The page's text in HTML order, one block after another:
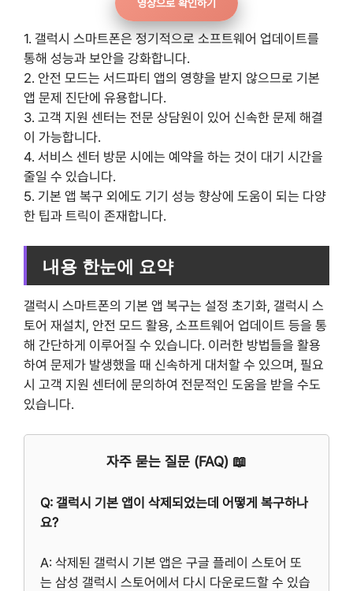
영상으로 확인하기
1. 갤럭시 스마트폰은 정기적으로 소프트웨어 업데이트를
통해 성능과 보안을 강화합니다.
2. 안전 모드는 서드파티 앱의 영향을 받지 않으므로 기본
앱 문제 진단에 유용합니다.
3. 고객 지원 센터는 전문 상담원이 있어 신속한 문제 해결
이 가능합니다.
4. 서비스 센터 방문 시에는 예약을 하는 것이 대기 시간을
줄일 수 있습니다.
5. 기본 앱 복구 외에도 기기 성능 향상에 도움이 되는 다양
한 팁과 트릭이 존재합니다.
내용 한눈에 요약
갤럭시 스마트폰의 기본 앱 복구는 설정 초기화, 갤럭시 스
토어 재설치, 안전 모드 활용, 소프트웨어 업데이트 등을 통
해 간단하게 이루어질 수 있습니다. 이러한 방법들을 활용
하여 문제가 발생했을 때 신속하게 대처할 수 있으며, 필요
시 고객 지원 센터에 문의하여 전문적인 도움을 받을 수도
있습니다.
자주 묻는 질문 (FAQ) 📖
Q: 갤럭시 기본 앱이 삭제되었는데 어떻게 복구하나
요?
A: 삭제된 갤럭시 기본 앱은 구글 플레이 스토어 또
는 삼성 갤럭시 스토어에서 다시 다운로드할 수 있습